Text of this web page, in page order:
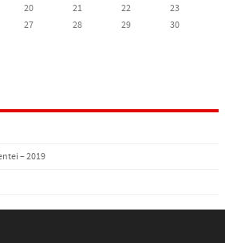
20 21 22
23
27 28 29
30
– 2019